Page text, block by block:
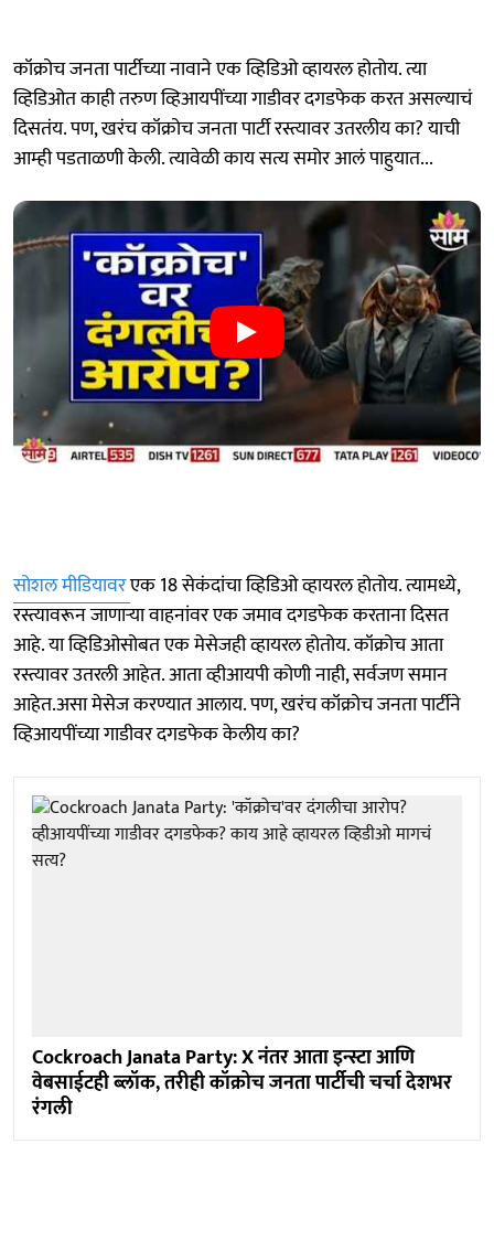
कॉक्रोच जनता पार्टीच्या नावाने एक व्हिडिओ व्हायरल होतोय. त्या
व्हिडिओत काही तरुण व्हिआयपींच्या गाडीवर दगडफेक करत असल्याचं
दिसतंय. पण, खरंच कॉक्रोच जनता पार्टी रस्त्यावर उतरलीय का? याची
आम्ही पडताळणी केली. त्यावेळी काय सत्य समोर आलं पाहुयात...
सोशल मीडियावरएक 18 सेकंदांचा व्हिडिओ व्हायरल होतोय. त्यामध्ये,
रस्त्यावरून जाणाऱ्या वाहनांवर एक जमाव दगडफेक करताना दिसत
आहे. या व्हिडिओसोबत एक मेसेजही व्हायरल होतोय. कॉक्रोच आता
रस्त्यावर उतरली आहेत. आता व्हीआयपी कोणी नाही, सर्वजण समान
आहेत.असा मेसेज करण्यात आलाय. पण, खरंच कॉक्रोच जनता पार्टीने
व्हिआयपींच्या गाडीवर दगडफेक केलीय का?
Cockroach Janata Party: X नंतर आता इन्स्टा आणि
वेबसाईटही ब्लॉक, तरीही कॉक्रोच जनता पार्टीची चर्चा देशभर
रंगली